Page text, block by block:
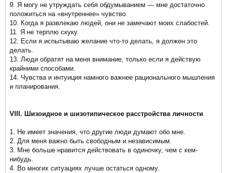
9. Я могу не утруждать себя обдумыванием — мне достаточно
положиться на «внутреннее» чувство.
10. Когда я развлекаю людей, они не замечают моих слабостей.
11. Я не терплю скуку.
12. Если я испытываю желание что-то делать, я должен это
делать.
13. Люди обратят на меня внимание, только если я действую
крайними способами.
14. Чувства и интуиция намного важнее рационального мышления
и планирования.
VIII. Шизоидное и шизотипическое расстройства личности
1. Не имеет значения, что другие люди думают обо мне.
2. Для меня важно быть свободным и независимым.
3. Мне больше нравится действовать в одиночку, чем с кем-
нибудь.
4. Во многих ситуациях лучше остаться одному.